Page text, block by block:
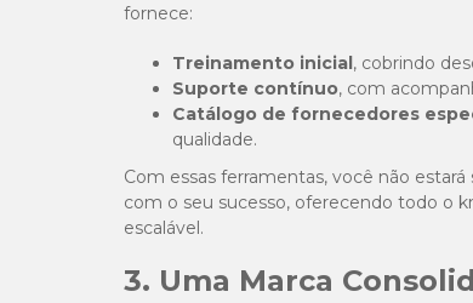
fornece:
Treinamento inicial, cobrindo
Suporte contínuo, com
Catálogo de fornecedores
qualidade.
Com essas ferramentas, você não
com o seu sucesso, oferecendo todo o
escalável.
3. Uma Marca